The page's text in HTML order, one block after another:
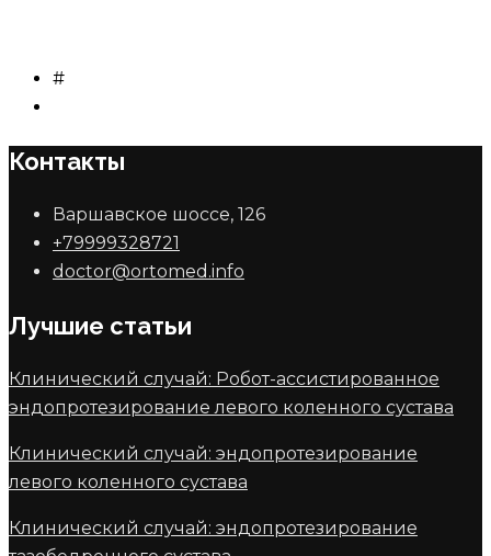
#
Контакты
Варшавское шоссе, 126
+79999328721
doctor@ortomed.info
Лучшие статьи
Клинический случай: Робот-ассистированное
эндопротезирование левого коленного сустава
Клинический случай: эндопротезирование
левого коленного сустава
Клинический случай: эндопротезирование